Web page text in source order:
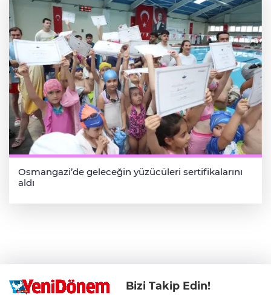
Osmangazi’de geleceğin yüzücüleri sertifikalarını
aldı
Bizi Takip Edin!